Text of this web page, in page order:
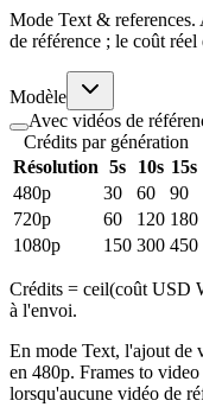
Mode Text & references.
de référence ; le coût
Modèle
Avec vidéos de
Crédits par génération
Résolution 5s 10s 15s
480p
30 60
90
720p
60 120 180
1080p
150 300 450
Crédits = ceil(coût USD
à l'envoi.
En mode Text, l'ajout de
en 480p. Frames to
lorsqu'aucune vidéo de